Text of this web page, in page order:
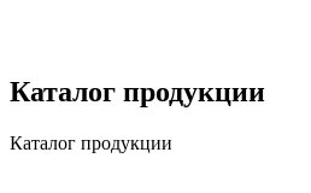
Каталог продукции
Каталог продукции